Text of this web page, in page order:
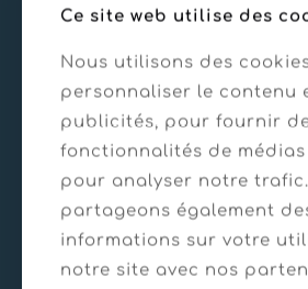
22/01/2025
Lac Chola – Népal
Ce site web utilise des
Nous utilisons des
personnaliser le contenu
publicités, pour fournir
fonctionnalités de
pour analyser notre
partageons également
informations sur votre
notre site avec nos